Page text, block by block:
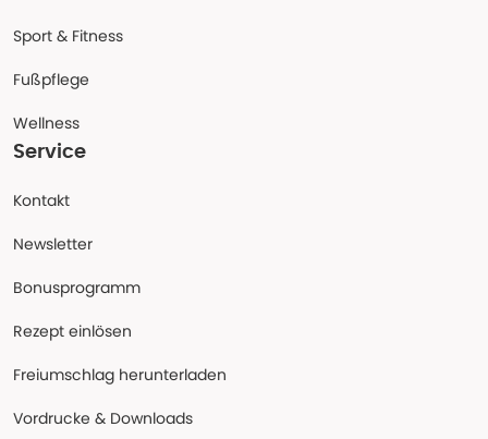
Sport & Fitness
Fußpflege
Wellness
Service
Kontakt
Newsletter
Bonusprogramm
Rezept einlösen
Freiumschlag herunterladen
Vordrucke & Downloads